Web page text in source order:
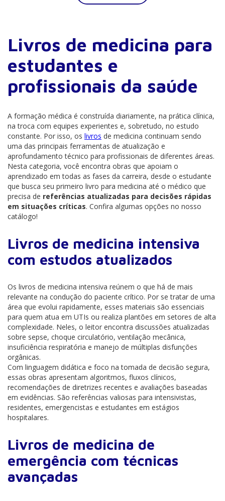
Livros de medicina para
estudantes e
profissionais da saúde
A formação médica é construída diariamente, na prática clínica,
na troca com equipes experientes e, sobretudo, no estudo
constante. Por isso, os livros de medicina continuam sendo
uma das principais ferramentas de atualização e
aprofundamento técnico para profissionais de diferentes áreas.
Nesta categoria, você encontra obras que apoiam o
aprendizado em todas as fases da carreira, desde o estudante
que busca seu primeiro livro para medicina até o médico que
precisa de referências atualizadas para decisões rápidas
em situações críticas. Confira algumas opções no nosso
catálogo!
Livros de medicina intensiva
com estudos atualizados
Os livros de medicina intensiva reúnem o que há de mais
relevante na condução do paciente crítico. Por se tratar de uma
área que evolui rapidamente, esses materiais são essenciais
para quem atua em UTIs ou realiza plantões em setores de alta
complexidade. Neles, o leitor encontra discussões atualizadas
sobre sepse, choque circulatório, ventilação mecânica,
insuficiência respiratória e manejo de múltiplas disfunções
orgânicas.
Com linguagem didática e foco na tomada de decisão segura,
essas obras apresentam algoritmos, fluxos clínicos,
recomendações de diretrizes recentes e avaliações baseadas
em evidências. São referências valiosas para intensivistas,
residentes, emergencistas e estudantes em estágios
hospitalares.
Livros de medicina de
emergência com técnicas
avançadas